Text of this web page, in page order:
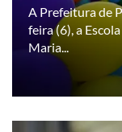
A Prefeitura de
feira (6), a
Maria...